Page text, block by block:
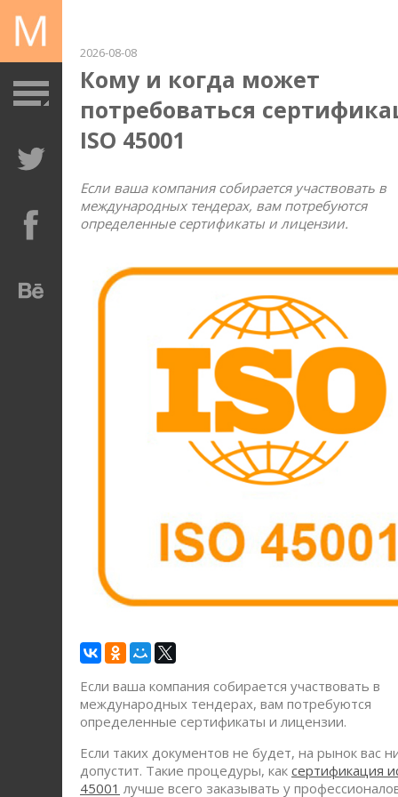
2026-08-08
Кому и когда может
потребоваться
ISO 45001
Если ваша компания собирается участвовать в
международных тендерах, вам потребуются
определенные сертификаты и лицензии.
Если ваша компания собирается участвовать в
международных тендерах, вам потребуются
определенные сертификаты и лицензии.
Если таких документов не будет, на рынок вас
допустит. Такие процедуры, как сертификация
45001 лучше всего заказывать у